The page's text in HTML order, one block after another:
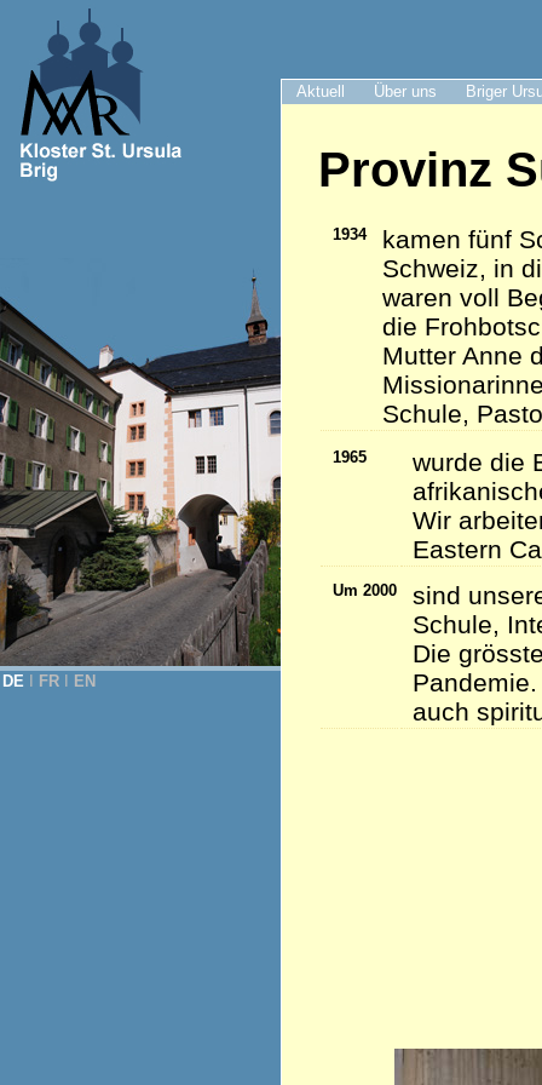
Aktuell Über uns Briger
DE FR EN
Provinz
1934
kamen fünf
Schweiz, in
waren voll
die
Mutter Anne
Schule,
1965
wurde die
Wir
Eastern
Um 2000
sind
Schule,
Die
auch